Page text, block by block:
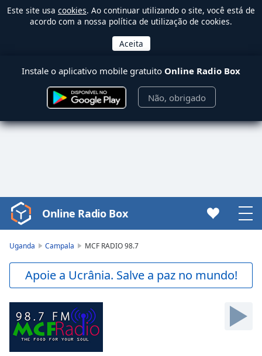
Este site usa cookies. Ao continuar utilizando o site, você está de
acordo com a nossa política de utilização de cookies.
Instale o aplicativo mobile gratuito Online Radio Box
Não, obrigado
Video
Player
Backward
Skip
Forward
Mute
Online Radio Box
Uganda Campala MCF RADIO 98.7
Apoie a Ucrânia. Salve a paz no mundo!